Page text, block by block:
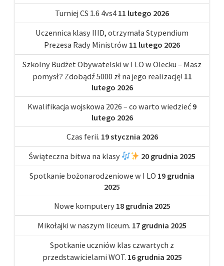
Turniej CS 1.6 4vs4 11 lutego 2026
Uczennica klasy IIID, otrzymała Stypendium
Prezesa Rady Ministrów 11 lutego 2026
Szkolny Budżet Obywatelski w I LO w Olecku – Masz
pomysł? Zdobądź 5000 zł na jego realizację! 11
lutego 2026
Kwalifikacja wojskowa 2026 – co warto wiedzieć 9
lutego 2026
Czas ferii. 19 stycznia 2026
Świąteczna bitwa na klasy
20 grudnia 2025
Spotkanie bożonarodzeniowe w I LO 19 grudnia
2025
Nowe komputery 18 grudnia 2025
Mikołajki w naszym liceum. 17 grudnia 2025
Spotkanie uczniów klas czwartych z
przedstawicielami WOT. 16 grudnia 2025